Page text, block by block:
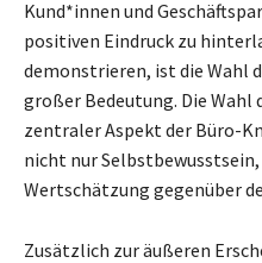
Kund*innen und
positiven Eindruck zu
demonstrieren, ist die Wahl
großer Bedeutung. Die
zentraler Aspekt der Büro-
nicht nur Selbstbewusstsein,
Wertschätzung gegenüber
Zusätzlich zur äußeren